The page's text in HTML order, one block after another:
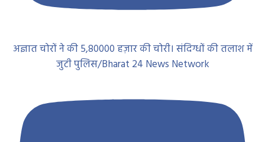
अज्ञात चोरों ने की 5,80000 हज़ार की चोरी। संदिग्धों की तलाश में
जुटी पुलिस/Bharat 24 News Network